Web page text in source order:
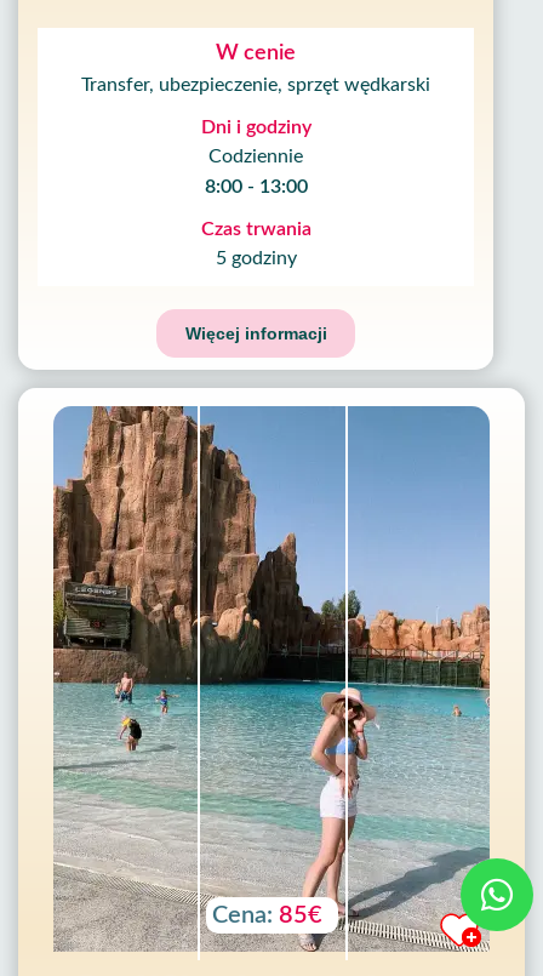
W cenie
Transfer, ubezpieczenie, sprzęt wędkarski
Dni i godziny
Codziennie
8:00 - 13:00
Czas trwania
5 godziny
Więcej informacji
Cena: 85€